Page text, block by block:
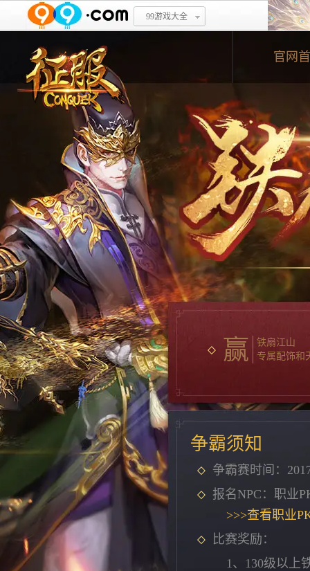
99游戏大全
官网
赢
铁扇江山
专属配饰和
争霸须知
争霸赛时间：
报名NPC：职业
>>>查看职业
比赛奖励：
1、130级以上